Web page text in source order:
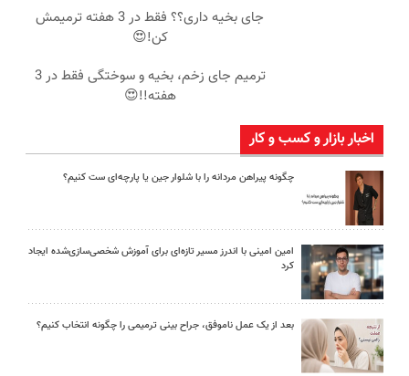
جای بخیه داری؟؟ فقط در 3 هفته ترمیمش
کن!😍
ترمیم جای زخم، بخیه و سوختگی فقط در 3
هفته!!😍
اخبار بازار و کسب و کار
چگونه پیراهن مردانه را با شلوار جین یا پارچه‌ای ست کنیم؟
امین امینی با اندرز مسیر تازه‌ای برای آموزش شخصی‌سازی‌شده ایجاد
کرد
بعد از یک عمل ناموفق، جراح بینی ترمیمی را چگونه انتخاب کنیم؟